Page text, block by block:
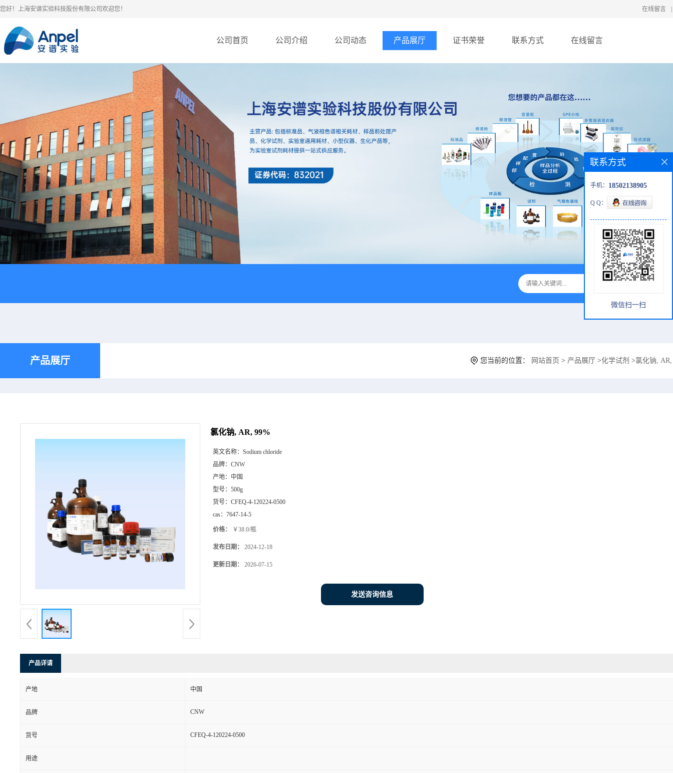
您好！上海安谱实验科技股份有限公司欢迎您！ 在线留言
公司首页 公司介绍 公司动态 产品展厅 证书荣誉 联系方式 在线留言
产品展厅 您当前的位置： 网站首页 > 产品展厅 >化学试剂 >氯化钠, AR,
氯化钠, AR, 99%
英文名称： Sodium chloride
品牌： CNW
产地： 中国
型号： 500g
货号： CFEQ-4-120224-0500
cas： 7647-14-5
价格： ￥38.0/瓶
发布日期： 2024-12-18
更新日期： 2026-07-15
发送咨询信息
产品详请
产地 中国
品牌 CNW
货号 CFEQ-4-120224-0500
用途
联系方式
手机： 18502138905
Q Q：
微信扫一扫